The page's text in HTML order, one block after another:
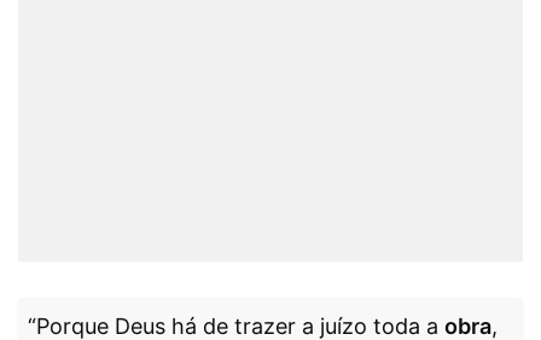
“Porque Deus há de trazer a juízo toda a obra,